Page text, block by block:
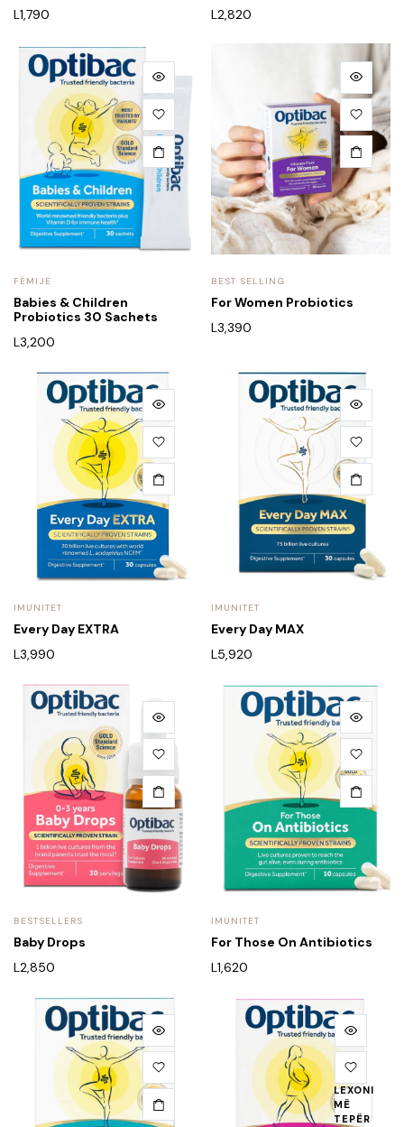
L1,790 L2,820
FËMIJE
Babies & Children
Probiotics 30 Sachets
L 3,200
BEST SELLING
For Women Probiotics
L 3,390
IMUNITET
Every Day EXTRA
L3,990
IMUNITET
Every Day MAX
L5,920
BESTSELLERS
Baby Drops
L2,850
IMUNITET
For Those On Antibiotics
L1,620
LEXONI
MË
TEPËR